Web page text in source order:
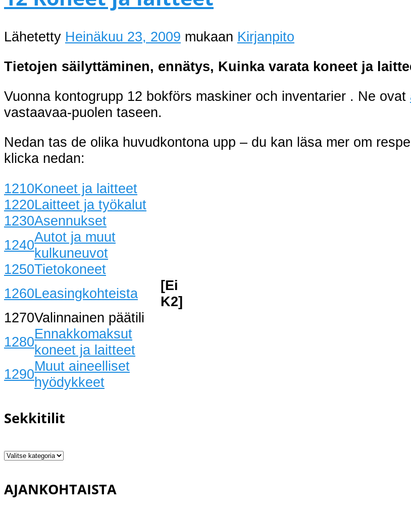
Lähetetty Heinäkuu 23, 2009 mukaan Kirjanpito
Tietojen säilyttäminen, ennätys, Kuinka varata koneet ja
Vuonna kontogrupp 12 bokförs maskiner och inventarier . Ne ovat
vastaavaa-puolen taseen.
Nedan tas de olika huvudkontona upp – du kan läsa mer om
klicka nedan:
1210Koneet ja laitteet
1220Laitteet ja työkalut
1230Asennukset
1240
Autot ja muut
kulkuneuvot
1250Tietokoneet
1260Leasingkohteista
[Ei
K2]
1270Valinnainen päätili
1280
Ennakkomaksut
koneet ja laitteet
1290
Muut aineelliset
hyödykkeet
Sekkitilit
Sekkitilit
AJANKOHTAISTA